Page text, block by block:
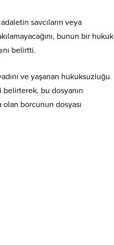
savcıların veya
bunun bir hukuk
belirtti.
ve yaşanan hukuksuzluğu
bu dosyanın
borcunun dosyası